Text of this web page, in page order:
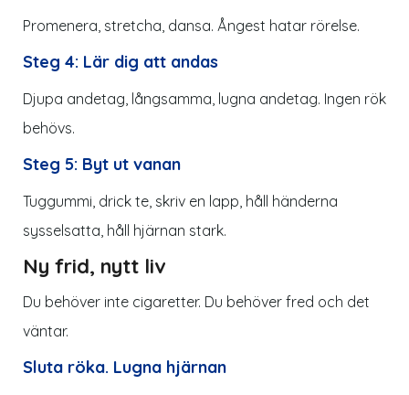
Promenera, stretcha, dansa. Ångest hatar rörelse.
Steg 4: Lär dig att andas
Djupa andetag, långsamma, lugna andetag. Ingen rök
behövs.
Steg 5: Byt ut vanan
Tuggummi, drick te, skriv en lapp, håll händerna
sysselsatta, håll hjärnan stark.
Ny frid, nytt liv
Du behöver inte cigaretter. Du behöver fred och det
väntar.
Sluta röka. Lugna hjärnan